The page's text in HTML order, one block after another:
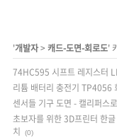
'개발자> 캐드-도면-회로도'
74HC595 시프트 레지스터
리튬 배터리 충전기 TP4056
센서들 기구 도면 - 캘리퍼스
초보자를 위한 3D프린터 한
치
(0)